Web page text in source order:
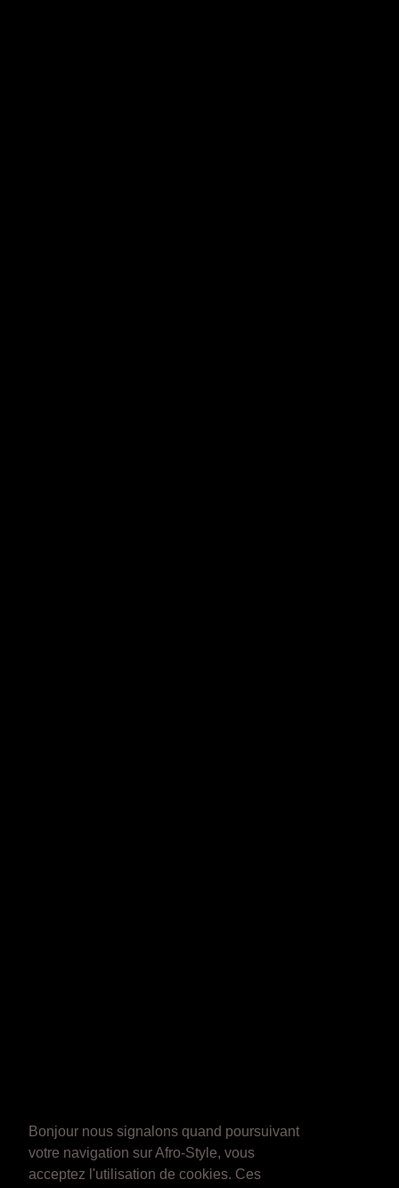
Bonjour nous signalons quand poursuivant
votre navigation sur Afro-Style, vous
acceptez l'utilisation de cookies. Ces